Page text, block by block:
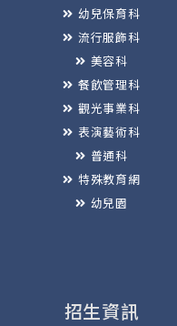
幼兒保育科
流行服飾科
美容科
餐飲管理科
觀光事業科
表演藝術科
普通科
特殊教育網
幼兒園
招生資訊